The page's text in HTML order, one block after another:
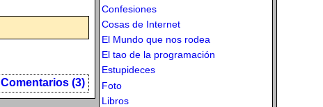
Comentarios (3)
Confesiones
Cosas de Internet
El Mundo que nos rodea
El tao de la programación
Estupideces
Foto
Libros